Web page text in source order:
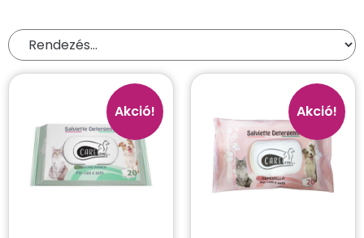
Akció! Akció!
Termék kereső
Kategóriák
Összes
Akvarisztika